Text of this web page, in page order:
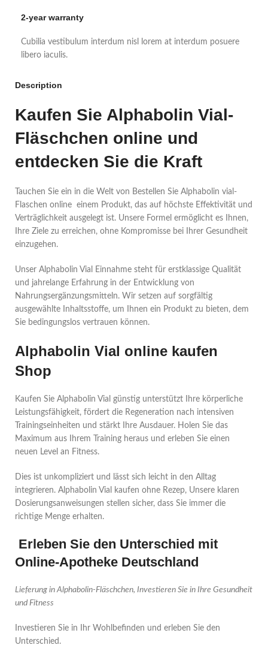
2-year warranty
Cubilia vestibulum interdum nisl lorem at interdum posuere
libero iaculis.
Description
Kaufen Sie Alphabolin Vial-
Fläschchen online und
entdecken Sie die Kraft
Tauchen Sie ein in die Welt von Bestellen Sie Alphabolin vial-
Flaschen online einem Produkt, das auf höchste Effektivität und
Verträglichkeit ausgelegt ist. Unsere Formel ermöglicht es Ihnen,
Ihre Ziele zu erreichen, ohne Kompromisse bei Ihrer Gesundheit
einzugehen.
Unser Alphabolin Vial Einnahme steht für erstklassige Qualität
und jahrelange Erfahrung in der Entwicklung von
Nahrungsergänzungsmitteln. Wir setzen auf sorgfältig
ausgewählte Inhaltsstoffe, um Ihnen ein Produkt zu bieten, dem
Sie bedingungslos vertrauen können.
Alphabolin Vial online kaufen
Shop
Kaufen Sie Alphabolin Vial günstig unterstützt Ihre körperliche
Leistungsfähigkeit, fördert die Regeneration nach intensiven
Trainingseinheiten und stärkt Ihre Ausdauer. Holen Sie das
Maximum aus Ihrem Training heraus und erleben Sie einen
neuen Level an Fitness.
Dies ist unkompliziert und lässt sich leicht in den Alltag
integrieren. Alphabolin Vial kaufen ohne Rezep, Unsere klaren
Dosierungsanweisungen stellen sicher, dass Sie immer die
richtige Menge erhalten.
Erleben Sie den Unterschied mit
Online-Apotheke Deutschland
Lieferung in Alphabolin-Fläschchen, Investieren Sie in Ihre Gesundheit
und Fitness
Investieren Sie in Ihr Wohlbefinden und erleben Sie den
Unterschied.